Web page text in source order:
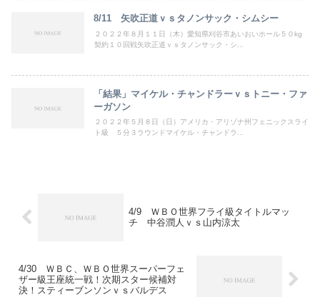
8/11 矢吹正道ｖｓタノンサック・シムシー
２０２２年８月１１日（木）愛知県刈谷市あいおいホール５０kg
契約１０回戦矢吹正道ｖｓタノンサック・シ...
「結果」マイケル・チャンドラーｖｓトニー・ファ
ーガソン
２０２２年５月８日（日）アメリカ・アリゾナ州フェニックスライ
ト級 ５分３ラウンドマイケル・チャンドラ...
4/9 ＷＢＯ世界フライ級タイトルマッ
チ 中谷潤人ｖｓ山内涼太
4/30 ＷＢＣ、ＷＢＯ世界スーパーフェ
ザー級王座統一戦！次期スター候補対
決！スティーブンソンｖｓバルデス